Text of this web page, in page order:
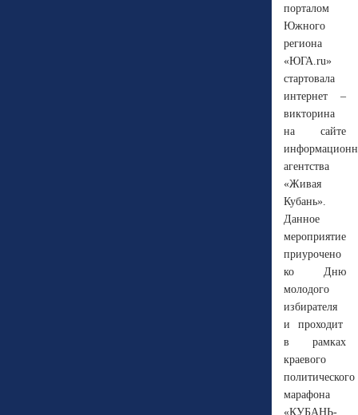
порталом
Южного
региона
«ЮГА.ru»
стартовала
интернет –
викторина
на сайте
агентства
«Живая
Кубань».
Данное
мероприятие
приурочено
ко Дню
молодого
избирателя
и проходит
в рамках
краевого
политического
марафона
«КУБАНЬ-